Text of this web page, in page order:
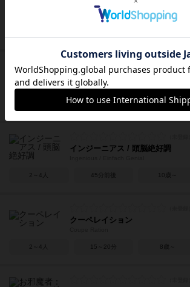
キャッチ
Vollpfosten
4目並べ / 四目並べ
Die Verflixten 4
－ 7歳～
インジーニアス / 頭脳絶好調
2～4人 45分前後 10歳～
クーペレイション
2～4人 15～20分 8歳～